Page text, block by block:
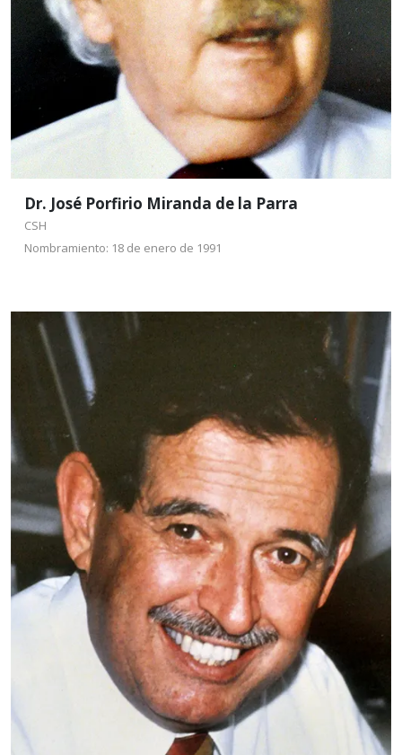
Dr. José Porfirio Miranda de la Parra
CSH
Nombramiento: 18 de enero de 1991
Leer más
Dr. Fernando del Río
Nombramiento: 30 de julio
de 1991
Nació en México, D.F. en 1940. Es físico por la
Facultad de Ciencias de la UNAM (1963), y Ph. D. por
la Universidad de California en Berkeley (1969).
Leer más